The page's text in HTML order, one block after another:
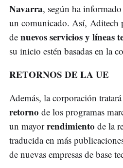
Navarra, según ha
un comunicado. Así, Aditech
de nuevos servicios y líneas
su inicio estén basadas en la
RETORNOS DE LA UE
Además, la corporación
retorno de los programas
un mayorrendimiento de la
traducida en más
de nuevas empresas de base